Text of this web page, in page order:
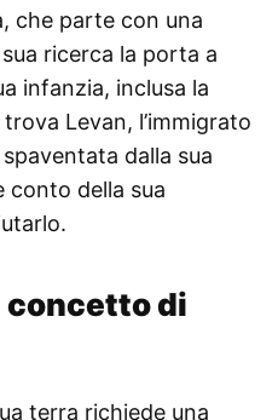
che parte con una
ricerca la porta a
infanzia, inclusa la
Levan, l’immigrato
dalla sua
conto della sua
concetto di
terra richiede una